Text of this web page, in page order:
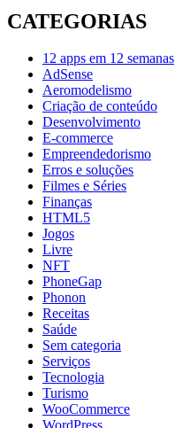
CATEGORIAS
12 apps em 12 semanas
AdSense
Aeromodelismo
Criação de conteúdo
Desenvolvimento
E-commerce
Empreendedorismo
Erros e soluções
Filmes e Séries
Finanças
HTML5
Jogos
Livre
NFT
PhoneGap
Phonon
Receitas
Saúde
Sem categoria
Serviços
Tecnologia
Turismo
WooCommerce